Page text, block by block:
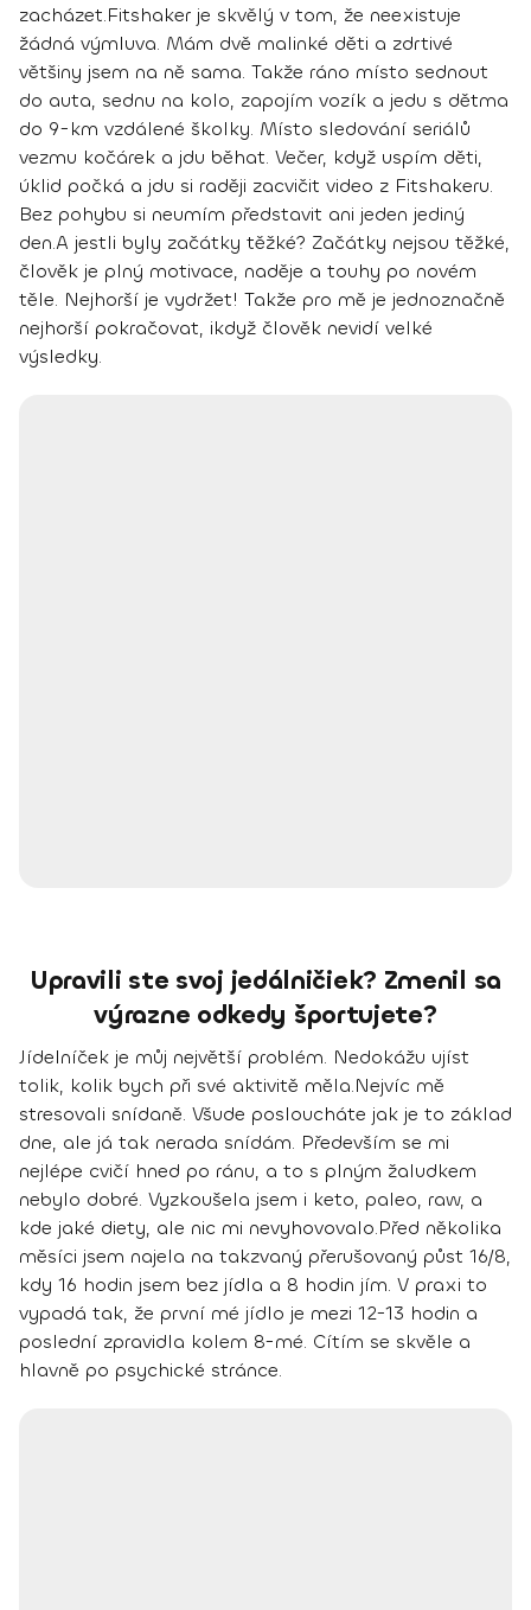
zacházet.Fitshaker je skvělý v tom, že neexistuje
žádná výmluva. Mám dvě malinké děti a zdrtivé
většiny jsem na ně sama. Takže ráno místo sednout
do auta, sednu na kolo, zapojím vozík a jedu s dětma
do 9-km vzdálené školky. Místo sledování seriálů
vezmu kočárek a jdu běhat. Večer, když uspím děti,
úklid počká a jdu si raději zacvičit video z Fitshakeru.
Bez pohybu si neumím představit ani jeden jediný
den.A jestli byly začátky těžké? Začátky nejsou těžké,
člověk je plný motivace, naděje a touhy po novém
těle. Nejhorší je vydržet! Takže pro mě je jednoznačně
nejhorší pokračovat, ikdyž člověk nevidí velké
výsledky.
Upravili ste svoj jedálničiek? Zmenil sa
výrazne odkedy športujete?
Jídelníček je můj největší problém. Nedokážu ujíst
tolik, kolik bych při své aktivitě měla.Nejvíc mě
stresovali snídaně. Všude posloucháte jak je to základ
dne, ale já tak nerada snídám. Především se mi
nejlépe cvičí hned po ránu, a to s plným žaludkem
nebylo dobré. Vyzkoušela jsem i keto, paleo, raw, a
kde jaké diety, ale nic mi nevyhovovalo.Před několika
měsíci jsem najela na takzvaný přerušovaný půst 16/8,
kdy 16 hodin jsem bez jídla a 8 hodin jím. V praxi to
vypadá tak, že první mé jídlo je mezi 12-13 hodin a
poslední zpravidla kolem 8-mé. Cítím se skvěle a
hlavně po psychické stránce.